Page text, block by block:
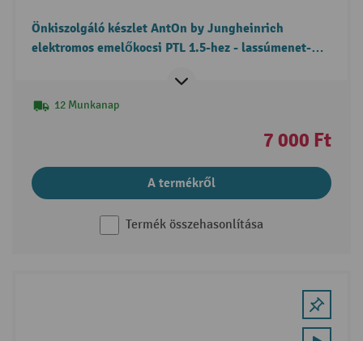
Önkiszolgáló készlet AntOn by Jungheinrich
elektromos emelőkocsi PTL 1.5-hez - lassúmenet-
12 Munkanap
7 000 Ft
A termékről
Termék összehasonlítása